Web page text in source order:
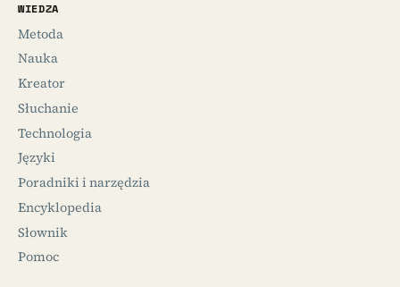
WIEDZA
Metoda
Nauka
Kreator
Słuchanie
Technologia
Języki
Poradniki i narzędzia
Encyklopedia
Słownik
Pomoc